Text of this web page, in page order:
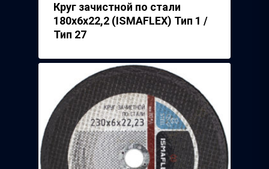
Круг зачистной по стали
180х6х22,2 (ISMAFLEX) Тип 1 /
Тип 27